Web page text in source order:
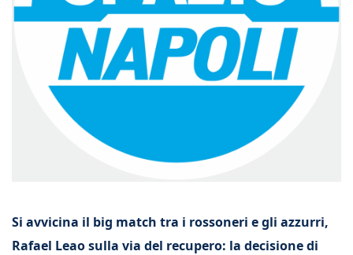
Si avvicina il big match tra i rossoneri e gli azzurri,
Rafael Leao sulla via del recupero: la decisione di